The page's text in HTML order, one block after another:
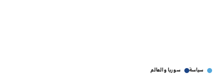
سياسة سوريا والعالم